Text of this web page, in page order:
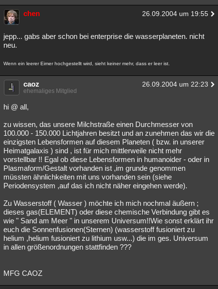
chen 26.09.2004 um 19:55
jepp... gabs aber schon bei enterprise die wasserplaneten. nicht
neu.
Wenn ein leerer Eimer hochgestellt wird, sieht keiner mehr, dass er leer ist.
caoz 26.09.2004 um 22:23
ehemaliges Mitglied
hi @ all,
zu wissen, das unsere Milchstraße einen Durchmesser von
100.000 - 150.000 Lichtjahren besitzt und an zunehmen das wir die
einzigsten Lebensformen auf diesem Planeten ( bzw. in unserer
Heimatgalaxis ) sind , ist für mich mittlerweile nicht mehr
vorstellbar !! Egal ob diese Lebensformen in humanoider - oder in
Plasmaform/Gestalt vorhanden ist ,im grunde genommen
müssten ähnlichkeiten mit uns vorhanden sein (siehe
Periodensystem ,auf das ich nicht näher eingehen werde).
Zu Wasserstoff ( Wasser ) möchte ich mich nochmal äußern ;
dieses gas(ELEMENT) oder diese chemische Verbindung gibt es
wie " Sand am Meer " in unserem Universum!!Wie sonst erklärt ihr
euch die Sonnenfusionen(Sternen) (wasserstoff fusioniert zu
helium ,helium fusioniert zu lithium usw...) die im ges. Universum
in allen größenordnungen stattfinden ???
MFG CAOZ